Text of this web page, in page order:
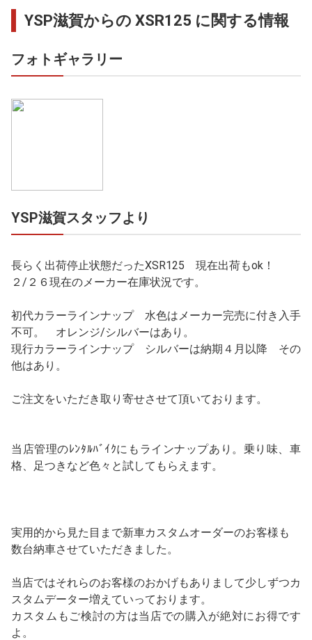
YSP滋賀からの XSR125 に関する情報
フォトギャラリー
YSP滋賀スタッフより
長らく出荷停止状態だったXSR125 現在出荷もok！
２/２６現在のメーカー在庫状況です。
初代カラーラインナップ 水色はメーカー完売に付き入手
不可。 オレンジ/シルバーはあり。
現行カラーラインナップ シルバーは納期４月以降 その
他はあり。
ご注文をいただき取り寄せさせて頂いております。
当店管理のﾚﾝﾀﾙﾊﾞｲｸにもラインナップあり。乗り味、車
格、足つきなど色々と試してもらえます。
実用的から見た目まで新車カスタムオーダーのお客様も
数台納車させていただきました。
当店ではそれらのお客様のおかげもありまして少しずつカ
スタムデーター増えていっております。
カスタムもご検討の方は当店での購入が絶対にお得です
よ。